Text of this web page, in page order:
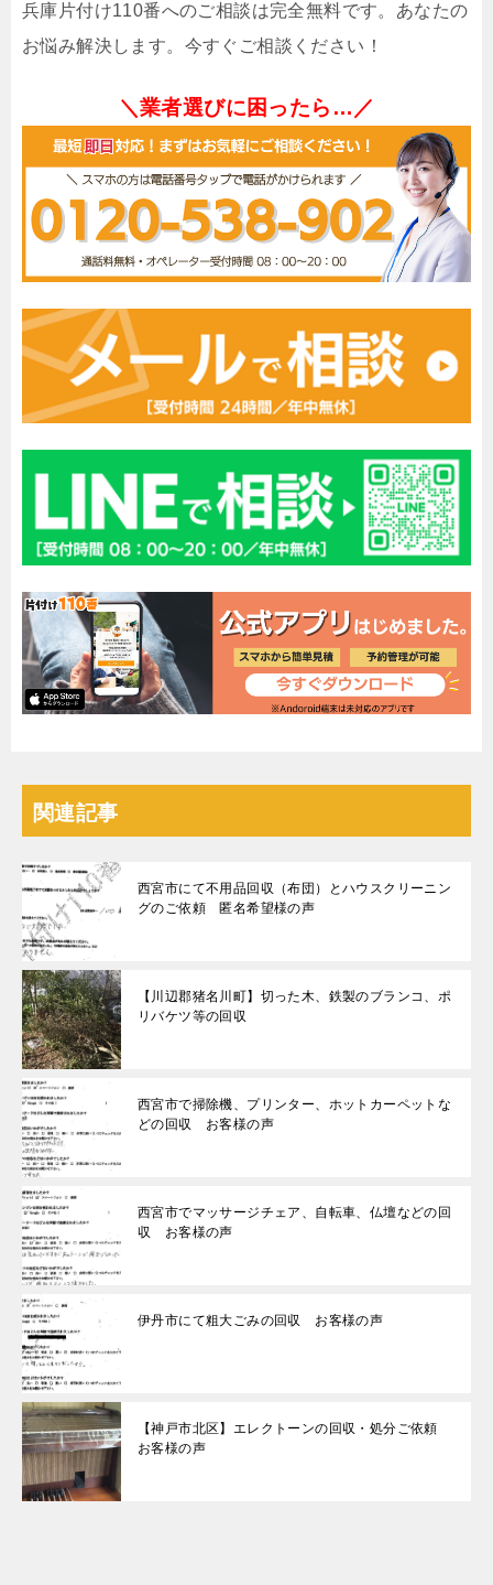
兵庫片付け110番へのご相談は完全無料です。あなたの
お悩み解決します。今すぐご相談ください！
＼業者選びに困ったら…／
関連記事
西宮市にて不用品回収（布団）とハウスクリーニン
グのご依頼 匿名希望様の声
【川辺郡猪名川町】切った木、鉄製のブランコ、ポ
リバケツ等の回収
西宮市で掃除機、プリンター、ホットカーペットな
どの回収 お客様の声
西宮市でマッサージチェア、自転車、仏壇などの回
収 お客様の声
伊丹市にて粗大ごみの回収 お客様の声
【神戸市北区】エレクトーンの回収・処分ご依頼
お客様の声